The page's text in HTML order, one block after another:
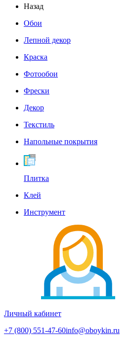
Назад
Обои
Лепной декор
Краска
Фотообои
Фрески
Декор
Текстиль
Напольные покрытия
Плитка
Клей
Инструмент
Личный кабинет
+7 (800) 551-47-60info@oboykin.ru